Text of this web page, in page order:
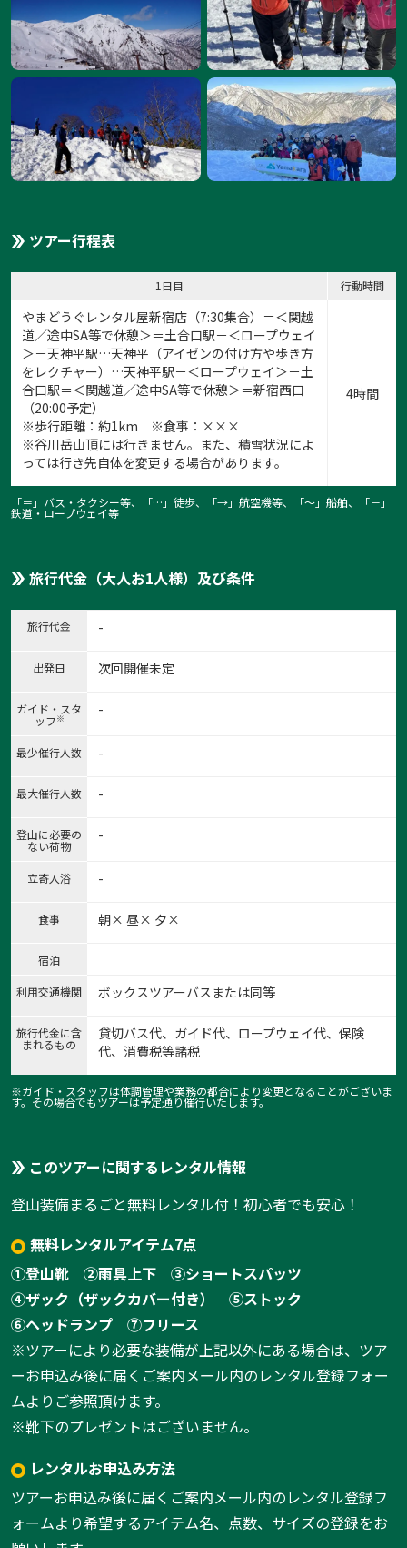
ツアー行程表
1日目 行動時間
やまどうぐレンタル屋新宿店 （7:30集合）＝＜関越
道／途中SA等で休憩＞＝土合口駅－＜ロープウェイ
＞－天神平駅…天神平（アイゼンの付け方や歩き方
をレクチャー）…天神平駅－＜ロープウェイ＞－土
合口駅＝＜関越道／途中SA等で休憩＞＝新宿西口
（20:00予定）
※歩行距離：約1km ※食事：×××
※谷川岳山頂には行きません。また、積雪状況によ
っては行き先自体を変更する場合があります。
4時間
「＝」バス・タクシー等、「…」徒歩、「→」航空機等、「〜」船舶、「－」
鉄道・ロープウェイ等
旅行代金（大人お1人様）及び条件
旅行代金 -
出発日 次回開催未定
ガイド・スタ
ッフ※ -
最少催行人数 -
最大催行人数 -
登山に必要の
ない荷物
-
立寄入浴 -
食事 朝× 昼× 夕×
宿泊
利用交通機関 ボックスツアーバスまたは同等
旅行代金に含
まれるもの
貸切バス代、ガイド代、ロープウェイ代、保険
代、消費税等諸税
※ガイド・スタッフは体調管理や業務の都合により変更となることがございま
す。その場合でもツアーは予定通り催行いたします。
このツアーに関するレンタル情報
登山装備まるごと無料レンタル付！初心者でも安心！
無料レンタルアイテム7点
①登山靴
②雨具上下
③ショートスパッツ
④ザック（ザックカバー付き）
⑤ストック
⑥ヘッドランプ
⑦フリース
※ツアーにより必要な装備が上記以外にある場合は、ツア
ーお申込み後に届くご案内メール内のレンタル登録フォー
ムよりご参照頂けます。
※靴下のプレゼントはございません。
レンタルお申込み方法
ツアーお申込み後に届くご案内メール内のレンタル登録フ
ォームより希望するアイテム名、点数、サイズの登録をお
1: